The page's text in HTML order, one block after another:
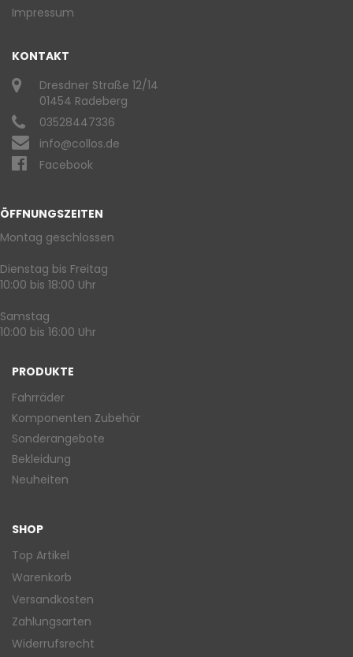
Impressum
KONTAKT
Dresdner Straße 12/14
01454 Radeberg
03528447336
info@collos.de
Facebook
ÖFFNUNGSZEITEN
Montag geschlossen
Dienstag bis Freitag
10:00 bis 18:00 Uhr
Samstag
10:00 bis 16:00 Uhr
PRODUKTE
Fahrräder
Komponenten Zubehör
Sonderangebote
Bekleidung
Neuheiten
SHOP
Top Artikel
Warenkorb
Versandkosten
Zahlungsarten
Widerrufsrecht